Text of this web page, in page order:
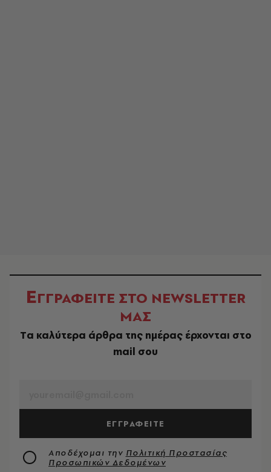
ΕΓΓΡΑΦΕΙΤΕ ΣΤΟ NEWSLETTER
ΜΑΣ
Tα καλύτερα άρθρα της ημέρας έρχονται στο
mail σου
ΕΓΓΡΑΦΕΙΤΕ
Αποδέχομαι την Πολιτική Προστασίας
Προσωπικών Δεδομένων